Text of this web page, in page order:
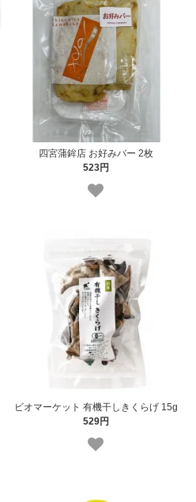
四宮蒲鉾店 お好みバー 2枚
523円
ビオマーケット 有機干しきくらげ 15g
529円